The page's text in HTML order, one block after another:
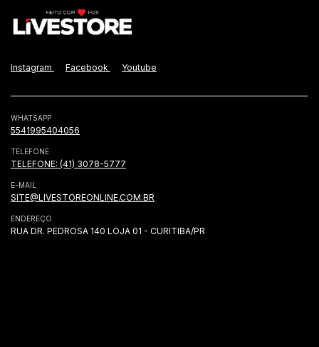
Instagram Facebook Youtube
WHATSAPP
5541995404056
TELEFONE
TELEFONE: (41) 3078-5777
E-MAIL
SITE@LIVESTOREONLINE.COM.BR
ENDEREÇO
RUA DR. PEDROSA 140 LOJA 01 - CURITIBA/PR